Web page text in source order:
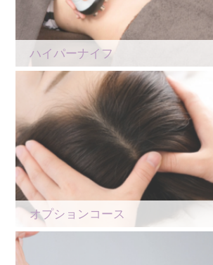
ハイパーナイフ
オプションコース